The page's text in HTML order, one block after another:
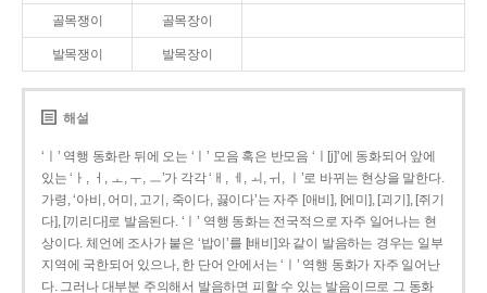
골목쟁이 골목장이
발목쟁이 발목장이
해설
‘ㅣ’ 역행 동화란 뒤에 오는 ‘ㅣ’ 모음 혹은 반모음 ‘ㅣ[j]’에 동화되어 앞에
있는 ‘ㅏ, ㅓ, ㅗ, ㅜ, ㅡ’가 각각 ‘ㅐ, ㅔ, ㅚ, ㅟ, ㅣ’로 바뀌는 현상을 말한다.
가령, ‘아비, 어미, 고기, 죽이다, 끓이다’는 자주 [애비], [에미], [괴기], [쥐기
다], [끼리다]로 발음된다. ‘ㅣ’ 역행 동화는 전국적으로 자주 일어나는 현
상이다. 체언에 조사가 붙은 ‘밥이’를 [배비]와 같이 발음하는 경우는 일부
지역에 국한되어 있으나, 한 단어 안에서는 ‘ㅣ’ 역행 동화가 자주 일어난
다. 그러나 대부분 주의해서 발음하면 피할 수 있는 발음이므로 그 동화